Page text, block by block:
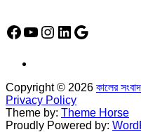
Facebook
YouTube
Instagram
LinkedIn
Google
Copyright © 2026 কালের সংবাদ
Privacy Policy
Theme by: Theme Horse
Proudly Powered by: